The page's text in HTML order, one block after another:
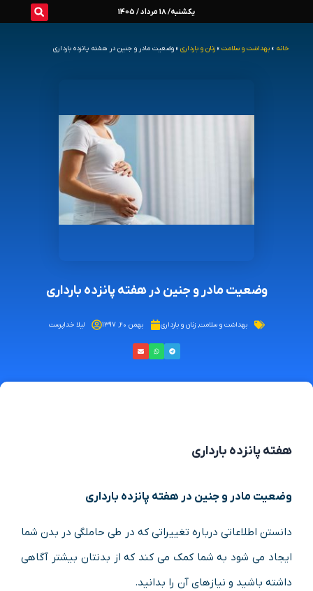
یکشنبه/ 18 مرداد / 1405
خانه » بهداشت و سلامت » زنان و بارداری » وضعیت مادر و جنین در هفته پانزده بارداری
وضعیت مادر و جنین در هفته پانزده بارداری
بهداشت و سلامت,زنان و بارداری بهمن ۲۰, ۱۳۹۷ لیلا خداپرست
هفته پانزده بارداری
وضعیت مادر و جنین در هفته پانزده بارداری
دانستن اطلاعاتی درباره تغییراتی که در طی حاملگی در بدن شما
ایجاد می شود به شما کمک می کند که از بدنتان بیشتر آگاهی
داشته باشید و نیازهای آن را بدانید.